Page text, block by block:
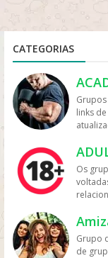
CATEGORIAS
links
de
links
links
na
bom.
de fora
grupos
Os
discutir
Grupo
de